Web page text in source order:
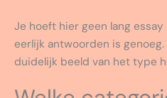
Je hoeft hier geen lang
eerlijk antwoorden is
duidelijk beeld van het type